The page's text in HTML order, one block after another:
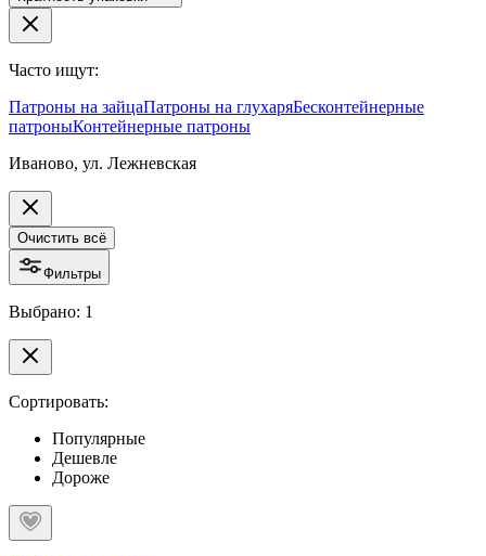
Часто ищут:
Патроны на зайцаПатроны на глухаряБесконтейнерные
патроныКонтейнерные патроны
Иваново, ул. Лежневская
Очистить всё
Фильтры
Выбрано: 1
Сортировать:
Популярные
Дешевле
Дороже